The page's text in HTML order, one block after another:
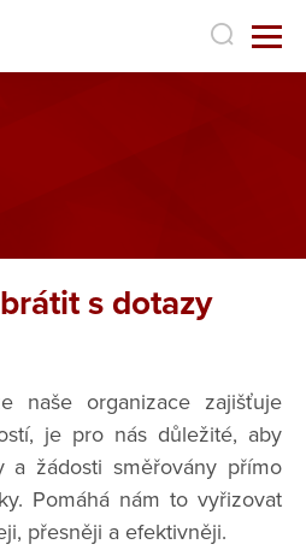
s dotazy
naše organizace zajišťuje
je pro nás důležité, aby
a žádosti směřovány přímo
Pomáhá nám to vyřizovat
přesněji a efektivněji.